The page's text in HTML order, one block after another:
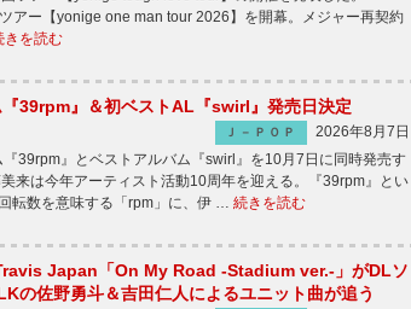
アー【yonige one man tour 2026】を開幕。メジャー再契約
きを読む
39rpm』＆初ベストAL『swirl』発売日決定
Ｊ－ＰＯＰ
2026年8月7日
39rpm』とベストアルバム『swirl』を10月7日に同時発売す
来は今年アーティスト活動10周年を迎える。『39rpm』とい
転数を意味する「rpm」に、伊 … 続きを読む
Japan「On My Road -Stadium ver.-」がDLソ
の佐野勇斗＆吉田仁人によるユニット曲が追う